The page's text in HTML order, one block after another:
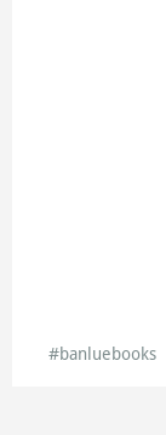
#banluebooks